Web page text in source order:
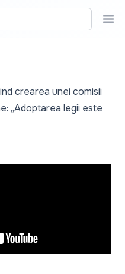
crearea unei comisii
„Adoptarea legii este